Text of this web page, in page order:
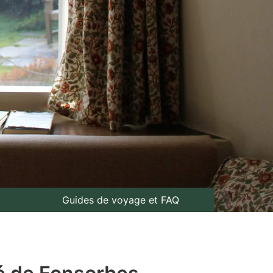
Guides de voyage et FAQ